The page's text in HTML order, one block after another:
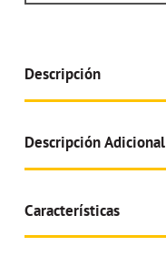
Descripción
Descripción Adicional
Características